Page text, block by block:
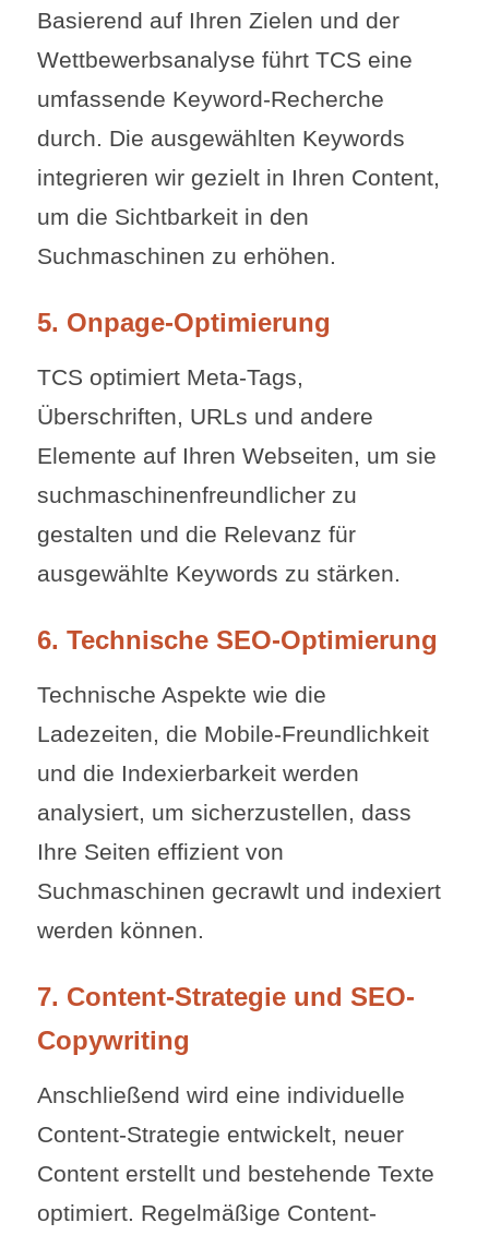
Basierend auf Ihren Zielen und der
Wettbewerbsanalyse führt TCS eine
umfassende Keyword-Recherche
durch. Die ausgewählten Keywords
integrieren wir gezielt in Ihren Content,
um die Sichtbarkeit in den
Suchmaschinen zu erhöhen.
5. Onpage-Optimierung
TCS optimiert Meta-Tags,
Überschriften, URLs und andere
Elemente auf Ihren Webseiten, um sie
suchmaschinenfreundlicher zu
gestalten und die Relevanz für
ausgewählte Keywords zu stärken.
6. Technische SEO-Optimierung
Technische Aspekte wie die
Ladezeiten, die Mobile-Freundlichkeit
und die Indexierbarkeit werden
analysiert, um sicherzustellen, dass
Ihre Seiten effizient von
Suchmaschinen gecrawlt und indexiert
werden können.
7. Content-Strategie und SEO-
Copywriting
Anschließend wird eine individuelle
Content-Strategie entwickelt, neuer
Content erstellt und bestehende Texte
optimiert. Regelmäßige Content-